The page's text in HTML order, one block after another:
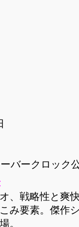
バークロック
、戦略性と爽
み要素。傑作
。